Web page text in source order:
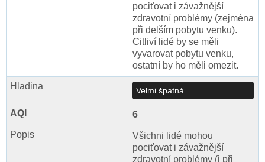
pociťovat i závažnější
zdravotní problémy (zejména
při delším pobytu venku).
Citliví lidé by se měli
vyvarovat pobytu venku,
ostatní by ho měli omezit.
Velmi špatná
6
Všichni lidé mohou
pociťovat i závažnější
zdravotní problémy (i při